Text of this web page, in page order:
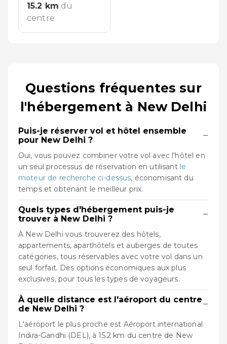
15.2 km du
centre
Questions fréquentes sur
l'hébergement à New Delhi
Puis-je réserver vol et hôtel ensemble
pour New Delhi ?
−
Oui, vous pouvez combiner votre vol avec l'hôtel en
un seul processus de réservation en utilisant le
moteur de recherche ci-dessus, économisant du
temps et obtenant le meilleur prix.
Quels types d'hébergement puis-je
trouver à New Delhi ?
−
À New Delhi vous trouverez des hôtels,
appartements, aparthôtels et auberges de toutes
catégories, tous réservables avec votre vol dans un
seul forfait. Des options économiques aux plus
exclusives, pour tous les types de voyageurs.
À quelle distance est l'aéroport du centre
de New Delhi ?
−
L'aéroport le plus proche est Aéroport international
Indira-Gandhi (DEL), à 15.2 km du centre de New